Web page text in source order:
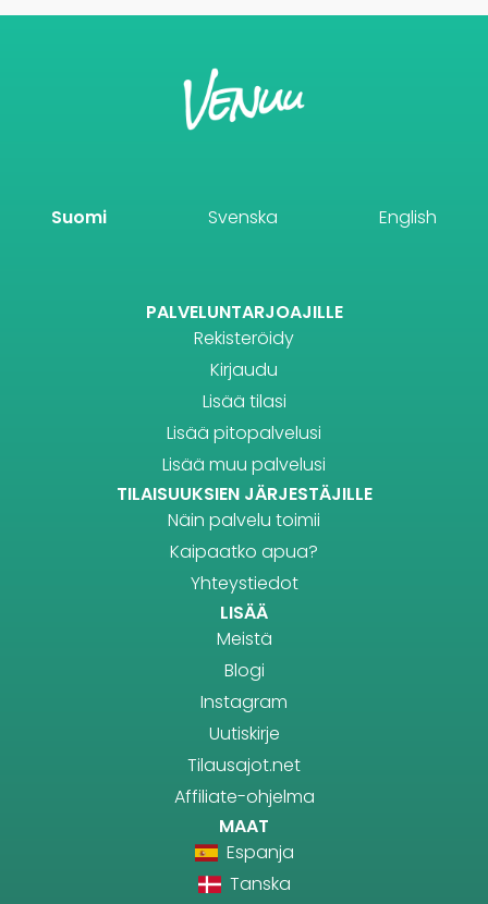
Suomi Svenska English
PALVELUNTARJOAJILLE
Rekisteröidy
Kirjaudu
Lisää tilasi
Lisää pitopalvelusi
Lisää muu palvelusi
TILAISUUKSIEN JÄRJESTÄJILLE
Näin palvelu toimii
Kaipaatko apua?
Yhteystiedot
LISÄÄ
Meistä
Blogi
Instagram
Uutiskirje
Tilausajot.net
Affiliate-ohjelma
MAAT
Espanja
Tanska